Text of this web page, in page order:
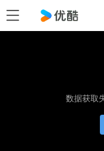
数据获取